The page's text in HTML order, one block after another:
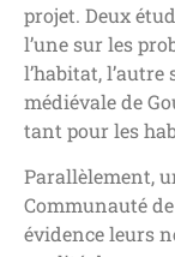
projet. Deux
l’une sur les
l’habitat,
médiévale de
tant pour les
Parallèlement,
Communauté
évidence leurs